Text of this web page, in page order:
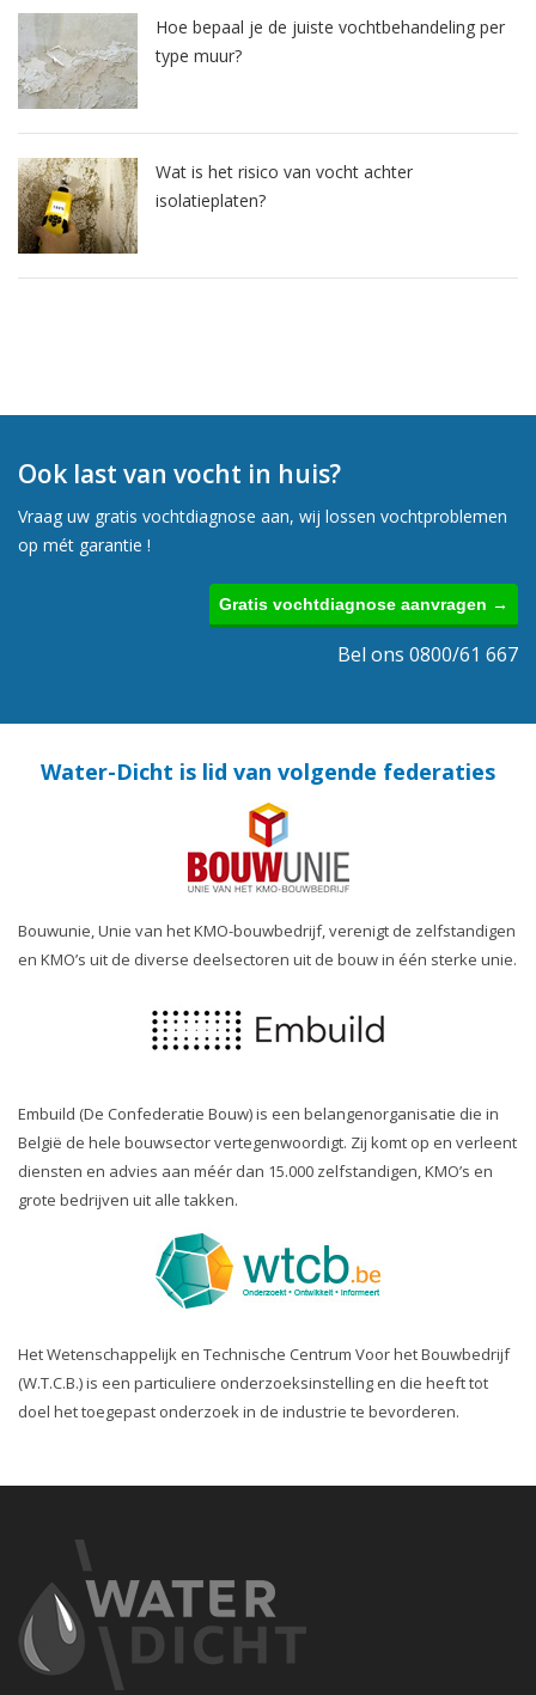
Hoe bepaal je de juiste vochtbehandeling per
type muur?
Wat is het risico van vocht achter
isolatieplaten?
Ook last van vocht in huis?
Vraag uw gratis vochtdiagnose aan, wij lossen vochtproblemen
op mét garantie !
Gratis vochtdiagnose aanvragen →
Bel ons 0800/61 667
Water-Dicht is lid van volgende federaties
Bouwunie, Unie van het KMO-bouwbedrijf, verenigt de zelfstandigen
en KMO’s uit de diverse deelsectoren uit de bouw in één sterke unie.
Embuild (De Confederatie Bouw) is een belangenorganisatie die in
België de hele bouwsector vertegenwoordigt. Zij komt op en verleent
diensten en advies aan méér dan 15.000 zelfstandigen, KMO’s en
grote bedrijven uit alle takken.
Het Wetenschappelijk en Technische Centrum Voor het Bouwbedrijf
(W.T.C.B.) is een particuliere onderzoeksinstelling en die heeft tot
doel het toegepast onderzoek in de industrie te bevorderen.